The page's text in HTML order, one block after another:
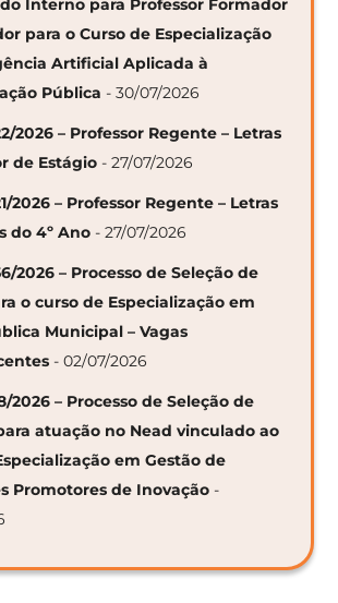
para o Curso de Especialização
Artificial Aplicada à
Pública - 30/07/2026
2026 – Professor Regente – Letras
de Estágio - 27/07/2026
2026 – Professor Regente – Letras
do 4º Ano - 27/07/2026
2026 – Processo de Seleção de
o curso de Especialização em
Municipal – Vagas
- 02/07/2026
2026 – Processo de Seleção de
atuação no Nead vinculado ao
em Gestão de
Promotores de Inovação -